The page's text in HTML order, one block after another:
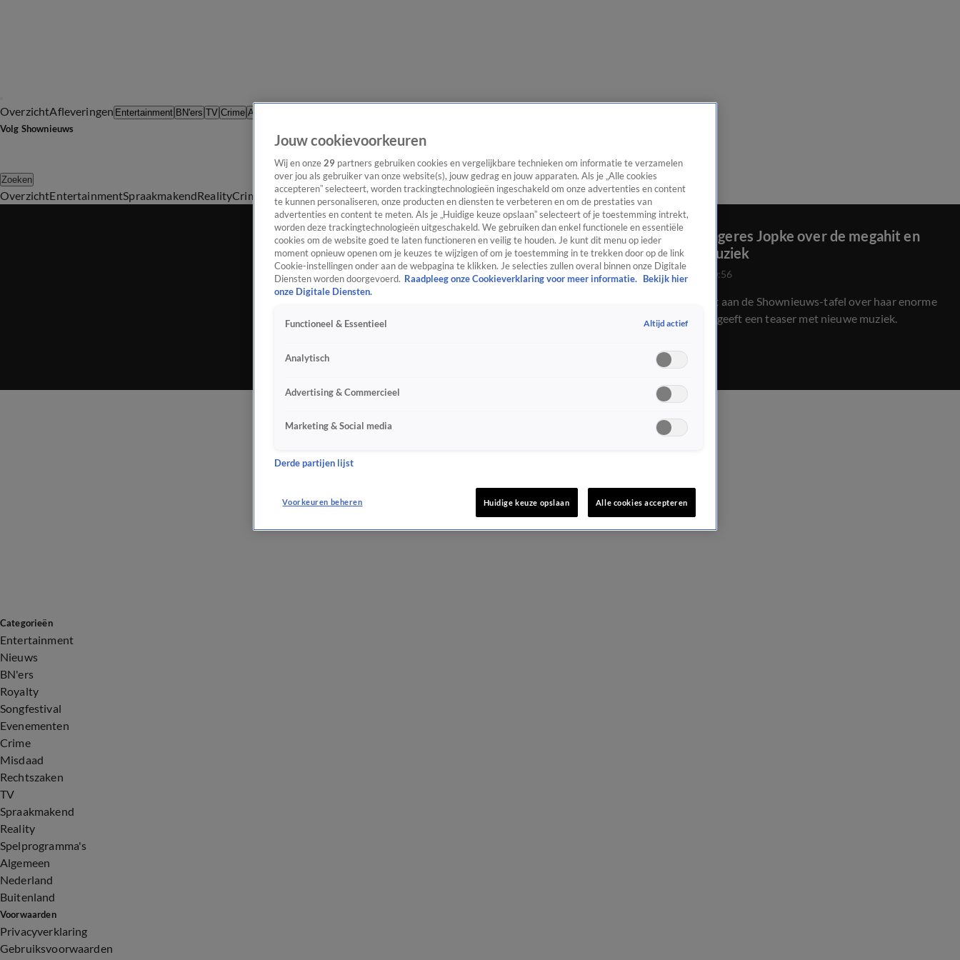
OverzichtAfleveringen Entertainment BN'ers TV Crime Algemeen
Volg Shownieuws
Zoeken
OverzichtEntertainmentSpraakmakendRealityCrime Video'sAfleveringen
'Lotje'-zangeres Jopke over de megahit en
nieuwe muziek
8 juli 2026, 20:56
Jopke vertelt aan de Shownieuws-tafel over haar enorme
hit 'Lotje' en geeft een teaser met nieuwe muziek.
Categorieën
Entertainment
Nieuws
BN'ers
Royalty
Songfestival
Evenementen
Crime
Misdaad
Rechtszaken
TV
Spraakmakend
Reality
Spelprogramma's
Algemeen
Nederland
Buitenland
Voorwaarden
Privacyverklaring
Gebruiksvoorwaarden
Jouw cookievoorkeuren
Wij en onze 29 partners gebruiken cookies en vergelijkbare technieken om informatie te verzamelen
over jou als gebruiker van onze website(s), jouw gedrag en jouw apparaten. Als je „Alle cookies
accepteren” selecteert, worden trackingtechnologieën ingeschakeld om onze advertenties en content
te kunnen personaliseren, onze producten en diensten te verbeteren en om de prestaties van
advertenties en content te meten. Als je „Huidige keuze opslaan” selecteert of je toestemming intrekt,
worden deze trackingtechnologieën uitgeschakeld. We gebruiken dan enkel functionele en essentiële
cookies om de website goed te laten functioneren en veilig te houden. Je kunt dit menu op ieder
moment opnieuw openen om je keuzes te wijzigen of om je toestemming in te trekken door op de link
Cookie-instellingen onder aan de webpagina te klikken. Je selecties zullen overal binnen onze Digitale
Diensten worden doorgevoerd. Raadpleeg onze Cookieverklaring voor meer informatie.
Bekijk hier
onze Digitale Diensten.
Functioneel & Essentieel Altijd actief
Analytisch
Advertising & Commercieel
Marketing & Social media
Derde partijen lijst
Voorkeuren beheren Huidige keuze opslaan Alle cookies accepteren